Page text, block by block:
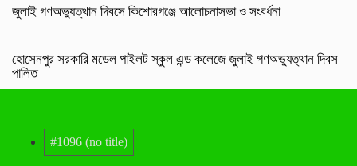
জুলাই গণঅভ্যুত্থান দিবসে কিশোরগঞ্জে আলোচনাসভা ও সংবর্ধনা
হোসেনপুর সরকারি মডেল পাইলট স্কুল এন্ড কলেজে জুলাই গণঅভ্যুত্থান দিবস
পালিত
#1096 (no title)